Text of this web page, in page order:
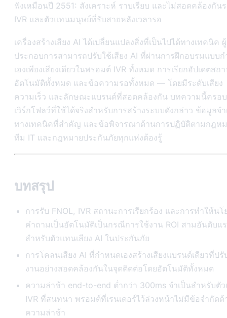
ฟังเหมือนปี 2551: สังเคราะห์ ราบเรียบ และไม่สอดคล้องกัน
IVR และตัวแทนมนุษย์ที่รับสายหลังเวลารอ
เครื่องสร้างเสียง AI ได้เปลี่ยนแปลงสิ่งที่เป็นไปได้ทางเทคนิค ผู้
ประกอบการสามารถปรับใช้เสียง AI ที่ผ่านการฝึกอบรมแบบ
เองเพียงเสียงเดียวในพรอมต์ IVR ทั้งหมด การเรียกอัปเดตสถ
อัตโนมัติทั้งหมด และข้อความรอทั้งหมด — โดยมีระดับเสียง
ความเร็ว และลักษณะแบรนด์ที่สอดคล้องกัน บทความนี้ครอ
เวิร์กโฟลว์ที่ใช้ได้จริงสำหรับการสร้างระบบดังกล่าว ข้อมูลจำ
ทางเทคนิคที่สำคัญ และข้อพิจารณาด้านการปฏิบัติตามกฎห
ทีม IT และกฎหมายประกันภัยทุกแห่งต้องรู้
บทสรุป
การรับ FNOL, IVR สถานะการเรียกร้อง และการทำให้นโ
คำถามเป็นอัตโนมัติเป็นกรณีการใช้งาน ROI สามอันดับแ
สำหรับตัวแทนเสียง AI ในประกันภัย
การโคลนเสียง AI ที่กำหนดเองสร้างเสียงแบรนด์เดียวที่ปรั
งานอย่างสอดคล้องกันในจุดติดต่อโดยอัตโนมัติทั้งหมด
ความล่าช้า end-to-end ต่ำกว่า 300ms จำเป็นสำหรับตั
IVR ที่สนทนา พรอมต์ที่เรนเดอร์ไว้ล่วงหน้าไม่มีข้อจำกัดด้
ความล่าช้า